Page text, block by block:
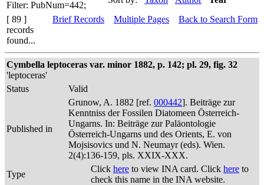
Filter: PubNum=442;
[ 89 ]
records
found...
Brief Records Multiple Pages Back to Search Form
Cymbella leptoceras var. minor 1882, p. 142; pl. 29, fig. 32
'leptoceras'
Status
Valid
Published in
Grunow, A. 1882 [ref. 000442]. Beiträge zur
Kenntniss der Fossilen Diatomeen Österreich-
Ungarns. In: Beiträge zur Paläontologie
Österreich-Ungarns und des Orients, E. von
Mojsisovics und N. Neumayr (eds). Wien.
2(4):136-159, pls. XXIX-XXX.
Type
Click here to view INA card. Click here to
check this name in the INA website.